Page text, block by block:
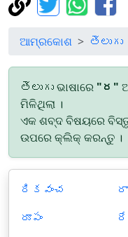
ଆମ୍ରକୋଶ తెలుగు
తెలుగు ଭାଷାରେ "ర"
ମିଳିଥିଲା ।
ଏକ ଶବ୍ଦ ବିଷୟରେ
ଉପରେ କ୍ଲିକ୍ କରନ୍ତୁ ।
రికవంచ
రూపం